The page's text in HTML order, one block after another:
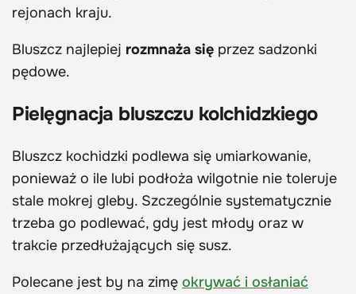
rejonach kraju.
Bluszcz najlepiej rozmnaża się przez sadzonki
pędowe.
Pielęgnacja bluszczu kolchidzkiego
Bluszcz kochidzki podlewa się umiarkowanie,
ponieważ o ile lubi podłoża wilgotnie nie toleruje
stale mokrej gleby. Szczególnie systematycznie
trzeba go podlewać, gdy jest młody oraz w
trakcie przedłużających się susz.
Polecane jest by na zimę okrywać i osłaniać